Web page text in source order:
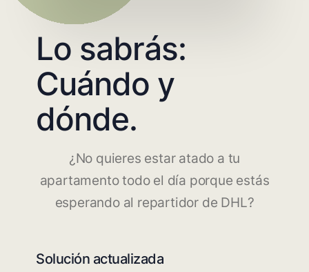
Lo sabrás:
Cuándo y
dónde.
¿No quieres estar atado a tu
apartamento todo el día porque estás
esperando al repartidor de DHL?
Solución actualizada